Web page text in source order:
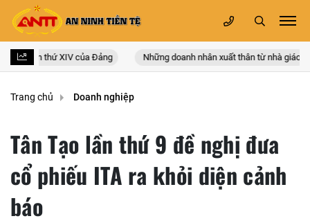
lần thứ XIV của Đảng Những doanh nhân xuất thân từ nhà giáo
Trang chủ Doanh nghiệp
Tân Tạo lần thứ 9 đề nghị đưa
cổ phiếu ITA ra khỏi diện cảnh
báo